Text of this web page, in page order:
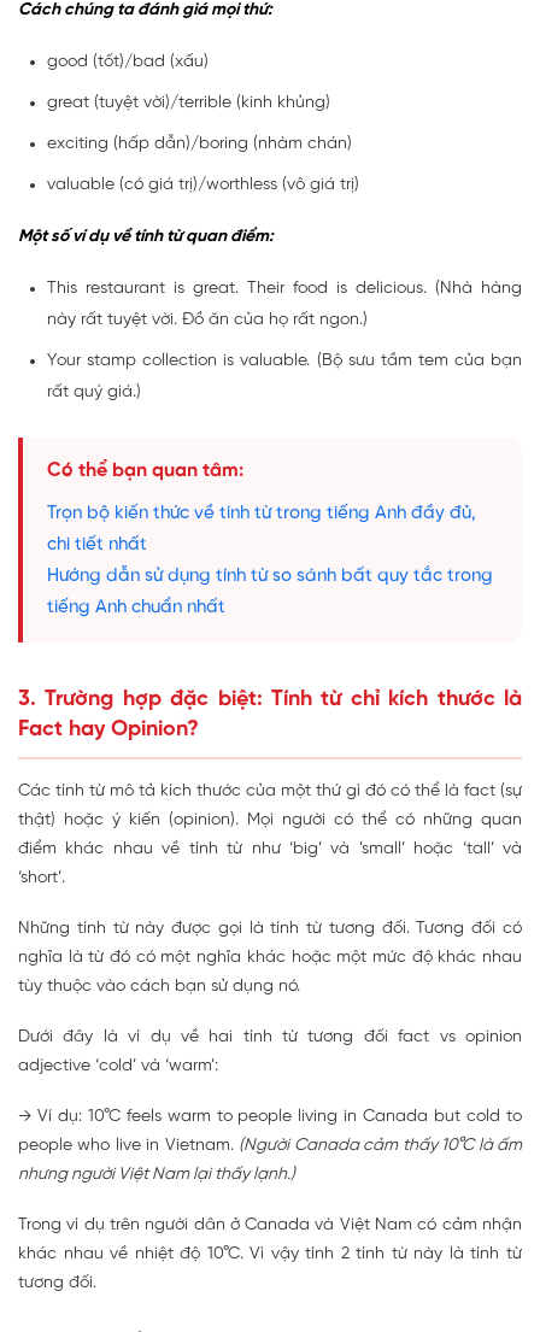
Cách chúng ta đánh giá mọi thứ:
good (tốt)/bad (xấu)
great (tuyệt vời)/terrible (kinh khủng)
exciting (hấp dẫn)/boring (nhàm chán)
valuable (có giá trị)/worthless (vô giá trị)
Một số ví dụ về tính từ quan điểm:
This restaurant is great. Their food is delicious. (Nhà hàng
này rất tuyệt vời. Đồ ăn của họ rất ngon.)
Your stamp collection is valuable. (Bộ sưu tầm tem của bạn
rất quý giá.)
Có thể bạn quan tâm:
Trọn bộ kiến thức về tính từ trong tiếng Anh đầy đủ,
chi tiết nhất
Hướng dẫn sử dụng tính từ so sánh bất quy tắc trong
tiếng Anh chuẩn nhất
3. Trường hợp đặc biệt: Tính từ chỉ kích thước là
Fact hay Opinion?
Các tính từ mô tả kích thước của một thứ gì đó có thể là fact (sự
thật) hoặc ý kiến (opinion). Mọi người có thể có những quan
điểm khác nhau về tính từ như ‘big’ và ’small’ hoặc ‘tall’ và
‘short’.
Những tính từ này được gọi là tính từ tương đối. Tương đối có
nghĩa là từ đó có một nghĩa khác hoặc một mức độ khác nhau
tùy thuộc vào cách bạn sử dụng nó.
Dưới đây là ví dụ về hai tính từ tương đối fact vs opinion
adjective ‘cold’ và ‘warm’:
→ Ví dụ: 10°C feels warm to people living in Canada but cold to
people who live in Vietnam. (Người Canada cảm thấy 10°C là ấm
nhưng người Việt Nam lại thấy lạnh.)
Trong ví dụ trên người dân ở Canada và Việt Nam có cảm nhận
khác nhau về nhiệt độ 10°C. Vì vậy tính 2 tính từ này là tính từ
tương đối.